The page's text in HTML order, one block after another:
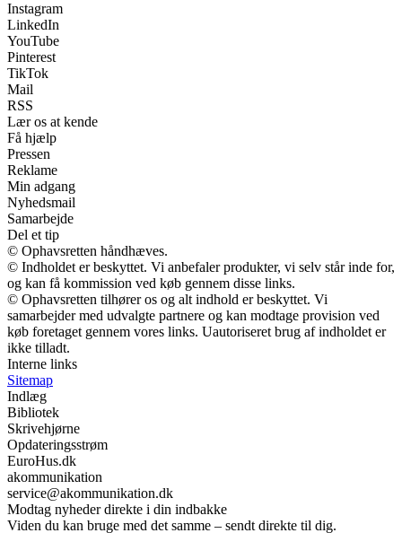
Instagram
LinkedIn
YouTube
Pinterest
TikTok
Mail
RSS
Lær os at kende
Få hjælp
Pressen
Reklame
Min adgang
Nyhedsmail
Samarbejde
Del et tip
© Ophavsretten håndhæves.
© Indholdet er beskyttet. Vi anbefaler produkter, vi selv står inde for,
og kan få kommission ved køb gennem disse links.
© Ophavsretten tilhører os og alt indhold er beskyttet. Vi
samarbejder med udvalgte partnere og kan modtage provision ved
køb foretaget gennem vores links. Uautoriseret brug af indholdet er
ikke tilladt.
Interne links
Sitemap
Indlæg
Bibliotek
Skrivehjørne
Opdateringsstrøm
EuroHus.dk
akommunikation
service@akommunikation.dk
Modtag nyheder direkte i din indbakke
Viden du kan bruge med det samme – sendt direkte til dig.